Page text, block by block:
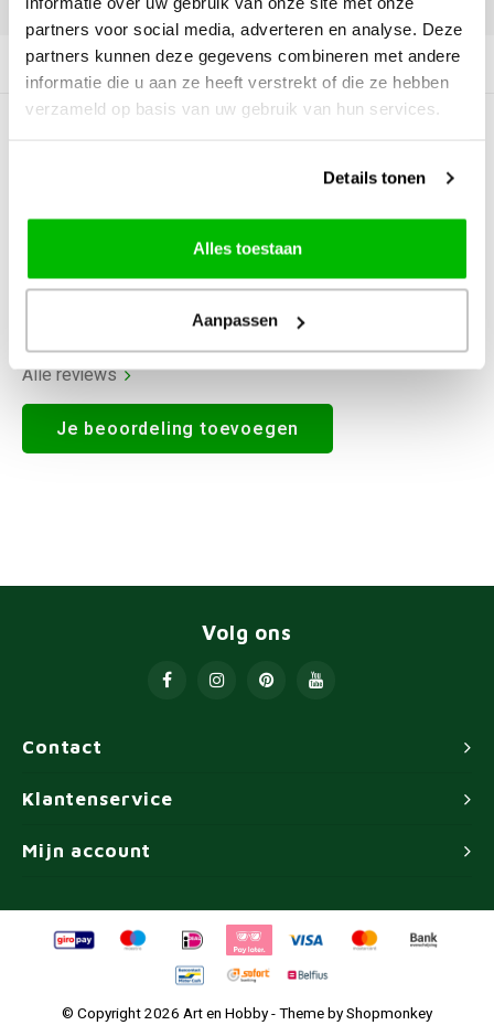
partners voor social media, adverteren en analyse. Deze
partners kunnen deze gegevens combineren met andere
informatie die u aan ze heeft verstrekt of die ze hebben
verzameld op basis van uw gebruik van hun services.
Details tonen
Alles toestaan
Aanpassen
Productomschrijving
Alle reviews
Je beoordeling toevoegen
Contact
Volg ons
Klantenservice
Mijn account
© Copyright 2026 Art en Hobby - Theme byShopmonkey